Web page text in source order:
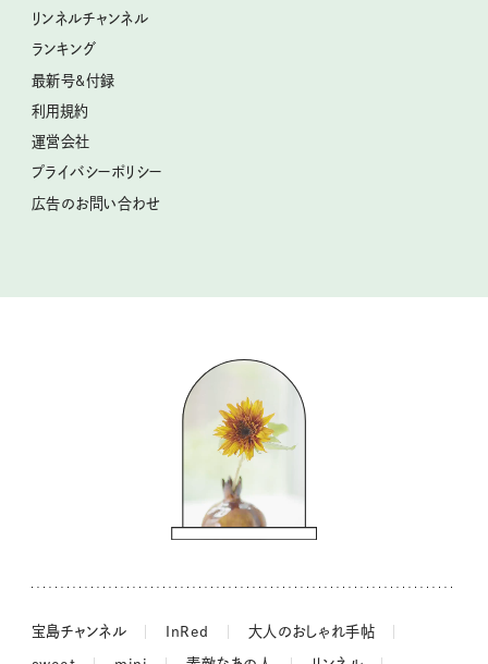
母の日に贈りたい、お花モチーフのアイテム
リンネル 暮らしの道具大賞
ナチュラルメイクレッスン
喜ばれる贈り物手帖
空想喫茶トラノコクさんのあの店この店、喫茶訪問日記
圷みほさんのゆるっと週末キャンプ通信
豆柴・まもるくんの旅日記
柳沢小実さんのお散歩するようなゆるり旅
valoさんのかわいいもの探し
コウケンテツのヒトワザ巡り
ノーラのフィンランド旅気分
吉田羊さんの着物と12のアソビゴコロ
長谷川あかりさんの今週もお疲れ様つまみ
リンネル暮らし部
リンネルチャンネル
おぱんつ君のわくわく楽しい一週間占い
毎日が心地よくなるリンネルタロット
リンネルチャンネル
ランキング
最新号&付録
利用規約
運営会社
プライバシーポリシー
広告のお問い合わせ
宝島チャンネル InRed 大人のおしゃれ手帖